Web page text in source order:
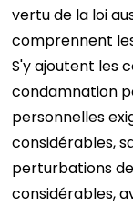
vertu de la loi
comprennent
S'y ajoutent les
condamnation
personnelles
considérables,
perturbations
considérables,